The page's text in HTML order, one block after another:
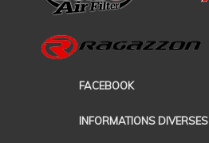
FACEBOOK
INFORMATIONS DIVERSES